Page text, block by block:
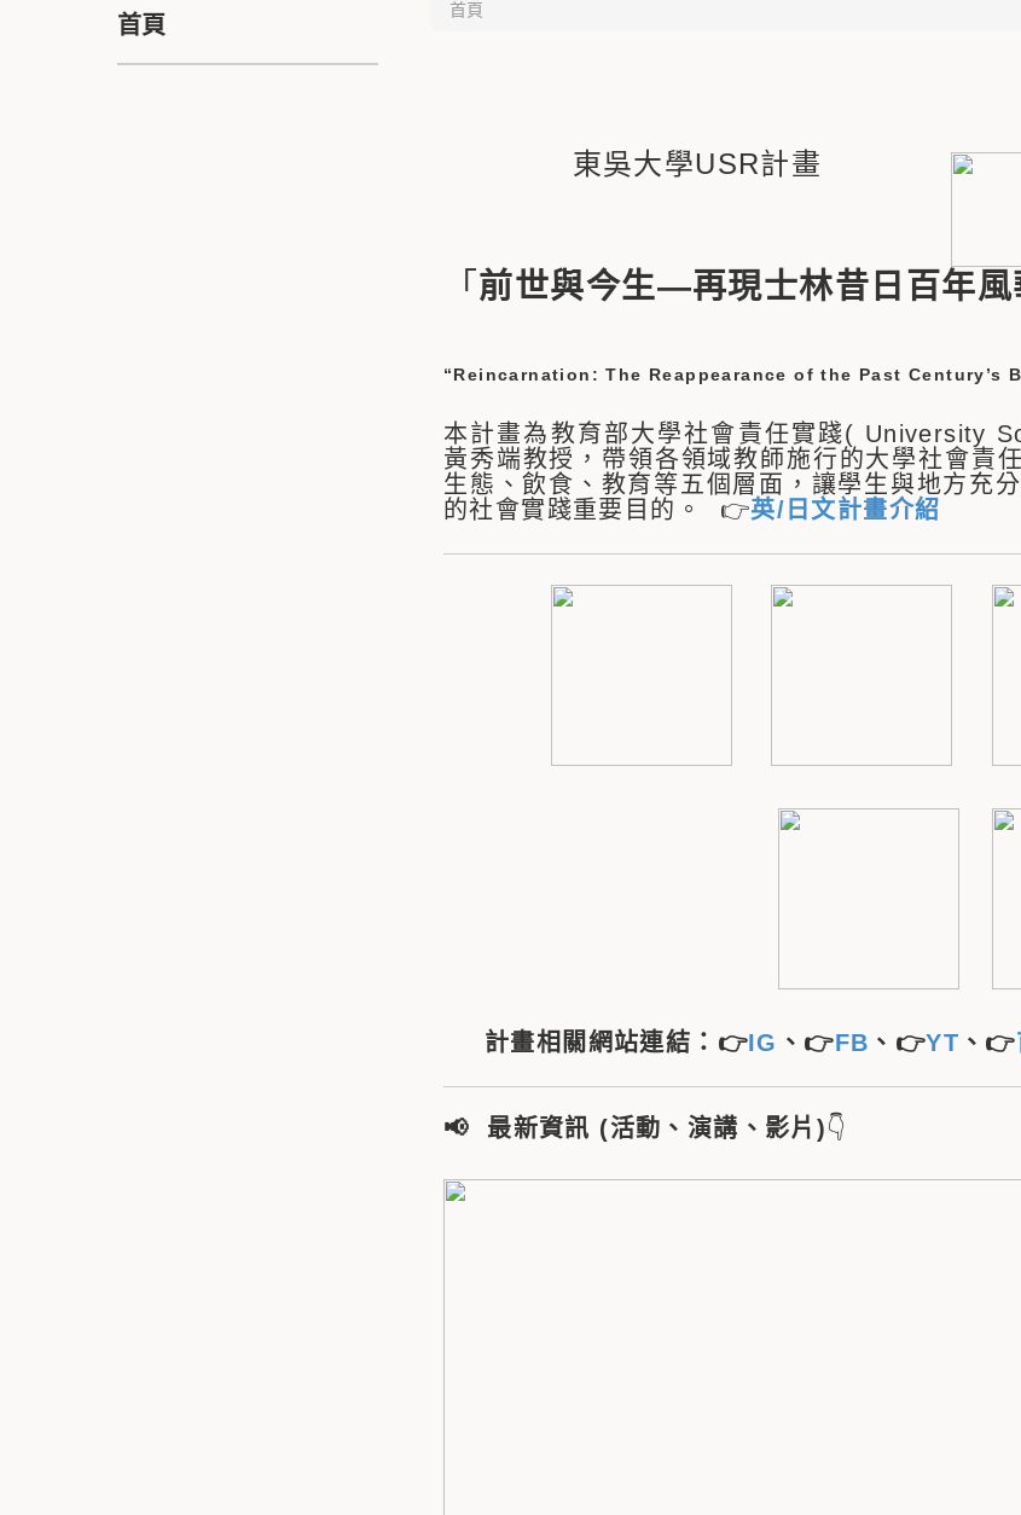
首頁
東吳大學USR計畫
「 前世與今生—再現士林昔日百年風
“Reincarnation: The Reappearance of the Past
本計畫為教育部大學社會責任實踐( University
黃秀端教授，帶領各領域教師施行的大學社會責
生態、飲食、教育等五個層面，讓學生與地方充
的社會實踐重要目的。 👉英/日文計畫介紹
計畫相關網站連結：👉IG 、👉FB 、👉YT 、👉
📢 最新資訊 (活動、演講、影片)👇
首頁